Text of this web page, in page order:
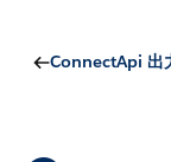
ConnectApi 出